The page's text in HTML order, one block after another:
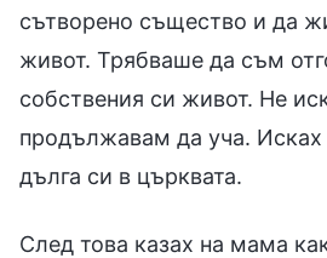
сътворено същество и да
живот. Трябваше да съм
собствения си живот. Не
продължавам да уча. Исках
дълга си в църквата.
След това казах на мама